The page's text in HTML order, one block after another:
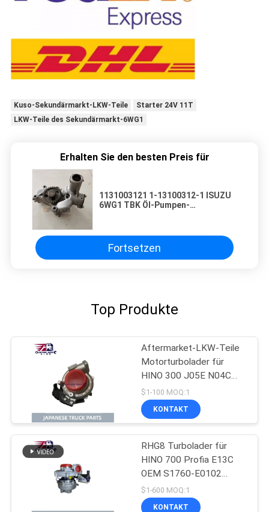
Kuso-Sekundärmarkt-LKW-Teile
Starter 24V 11T
LKW-Teile des Sekundärmarkt-6WG1
Erhalten Sie den besten Preis für
1131003121 1-13100312-1 ISUZU
6WG1 TBK Öl-Pumpen-
Fortsetzen
Top Produkte
Aftermarket-LKW-Teile
Motorturbolader für
HINO 300 J05E N04C
GT2263KL OEM 17201-
E0896 17201-E0892
17201-E0893
$1-100 MOQ:1
KONTAKT
RHG8 Turbolader für
HINO 700 Profia E13C
OEM S1760-E0102
S1760-E0M10 S1760-
E0101
$1-600 MOQ:1
KONTAKT